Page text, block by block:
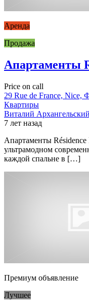
Аренда
Продажа
Апартаменты
Price on call
29 Rue de France, Nice,
Квартиры
Виталий Архангельский
7 лет назад
Апартаменты
ультрамодном
каждой спальне в […]
Премиум объявление
Лучшее